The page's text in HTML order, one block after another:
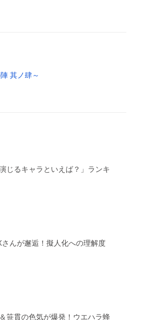
其ノ肆～
じるキャラといえば？」ランキ
さんが邂逅！擬人化への理解度
笹貫の色気が爆発！ウエハラ蜂